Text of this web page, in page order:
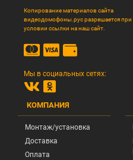
Копирование материалов сайта
видеодомофоны.рус разрешается при
условии ссылки на наш сайт.
Мы в социальных сетях:
КОМПАНИЯ
Монтаж/установка
Доставка
Оплата